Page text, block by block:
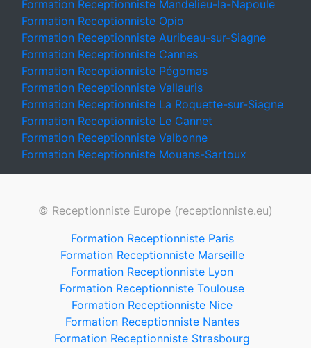
Formation Receptionniste Mandelieu-la-Napoule
Formation Receptionniste Opio
Formation Receptionniste Auribeau-sur-Siagne
Formation Receptionniste Cannes
Formation Receptionniste Pégomas
Formation Receptionniste Vallauris
Formation Receptionniste La Roquette-sur-Siagne
Formation Receptionniste Le Cannet
Formation Receptionniste Valbonne
Formation Receptionniste Mouans-Sartoux
© Receptionniste Europe (receptionniste.eu)
Formation Receptionniste Paris
Formation Receptionniste Marseille
Formation Receptionniste Lyon
Formation Receptionniste Toulouse
Formation Receptionniste Nice
Formation Receptionniste Nantes
Formation Receptionniste Strasbourg